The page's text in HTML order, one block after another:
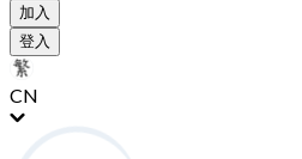
加入
登入
CN